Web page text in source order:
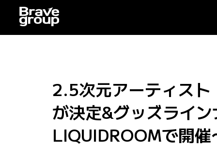
2.5次元アーティスト
が決定&グッズライ
LIQUIDROOMで開催